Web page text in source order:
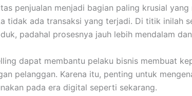
penjualan menjadi bagian paling krusial
tidak ada transaksi yang terjadi. Di titik inilah
padahal prosesnya jauh lebih mendalam
dapat membantu pelaku bisnis membuat
pelanggan. Karena itu, penting untuk
pada era digital seperti sekarang.